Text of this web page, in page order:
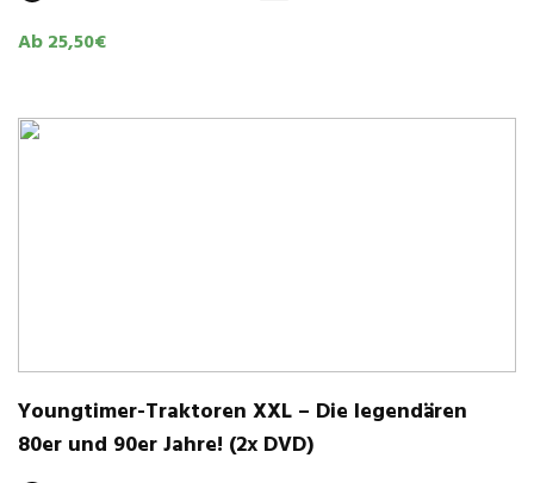
Ab 25,50€
Young­timer-Trak­to­ren XXL – Die legen­dä­ren
80er und 90er Jahre! (2x DVD)